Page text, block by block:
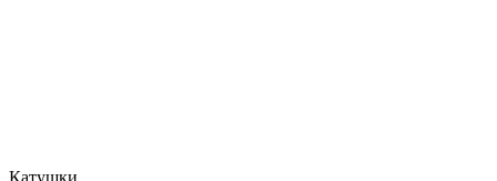
Катушки